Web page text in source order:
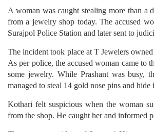
A woman was caught stealing more than a
from a jewelry shop today. The accused
Surajpol Police Station and later sent to
The incident took place at T Jewelers
As per police, the accused woman came to
some jewelry. While Prashant was busy,
managed to steal 14 gold nose pins and hide
Kothari felt suspicious when the woman
from the shop. He caught her and informed